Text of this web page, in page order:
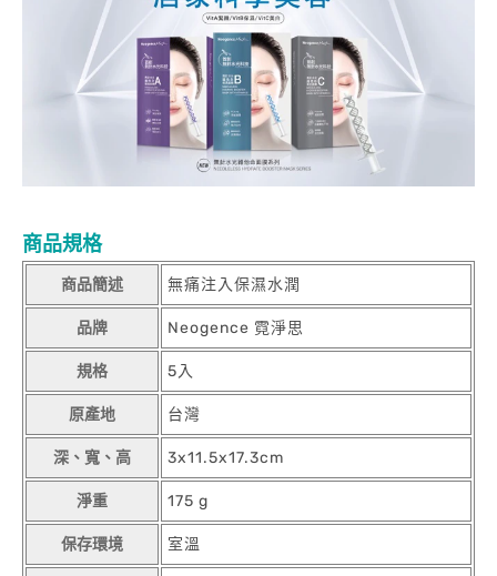
商品規格
商品簡述 無痛注入保濕水潤
品牌 Neogence 霓淨思
規格 5入
原產地 台灣
深、寬、高 3x11.5x17.3cm
淨重 175 g
保存環境 室溫